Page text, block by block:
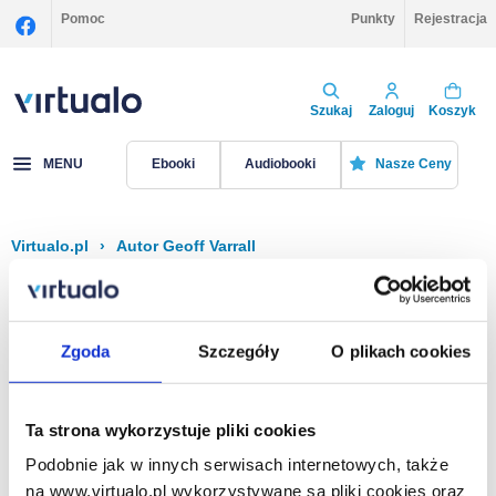
Zgoda Szczegóły O plikach cookies
Ta strona wykorzystuje pliki cookies
Podobnie jak w innych serwisach internetowych, także
na www.virtualo.pl wykorzystywane są pliki cookies oraz
Pomoc Punkty Rejestracja
Szukaj Zaloguj Koszyk
MENU Ebooki Audiobooki Nasze Ceny
Virtualo.pl › Autor Geoff Varrall
Filtruj Sortuj
Na stronie